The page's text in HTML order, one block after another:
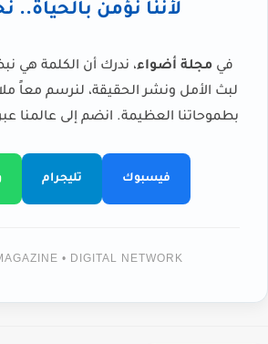
لأننا نؤمن بالحياة..
في مجلة أضواء، ندرك أن الكلمة هي
لبث الأمل ونشر الحقيقة، لنرسم معاً
بطموحاتنا العظيمة. انضم إلى عالمنا
فيسبوك تليجرام
• DIGITAL NETWORK